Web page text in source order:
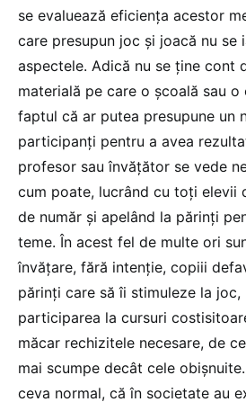
se evaluează eficienţa acestor
care presupun joc şi joacă nu se
aspectele. Adică nu se ţine cont
materială pe care o şcoală sau
faptul că ar putea presupune un
participanţi pentru a avea
profesor sau învăţător se vede
cum poate, lucrând cu toţi elevii
de număr şi apelând la părinţi
teme. În acest fel de multe ori
învăţare, fără intenţie, copiii
părinţi care să îi stimuleze la joc,
participarea la cursuri
măcar rechizitele necesare, de
mai scumpe decât cele
ceva normal, că în societate au